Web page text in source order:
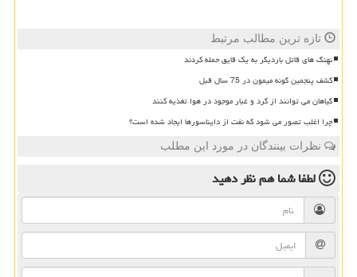
تازه ترین مطالب مرتبط
نهنگ های قاتل باردیگر به یک قایق حمله کردند
کشف پنجمین گونه میمون در 75 سال قبل
گیاهان می توانند از گرد و غبار موجود در هوا تغذیه کنند
چرا اغلب تصور می شود که نفت از دایناسورها ایجاد شده است؟
نظرات بینندگان در مورد این مطلب
لطفا شما همنظر دهید